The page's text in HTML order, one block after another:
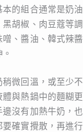
的組合通常是奶
胡椒、肉豆蔻等
、醬油、韓式辣
微回溫，或至少
與熱鍋中的麵糊
沒有加熱牛奶，
確實攪散，再進